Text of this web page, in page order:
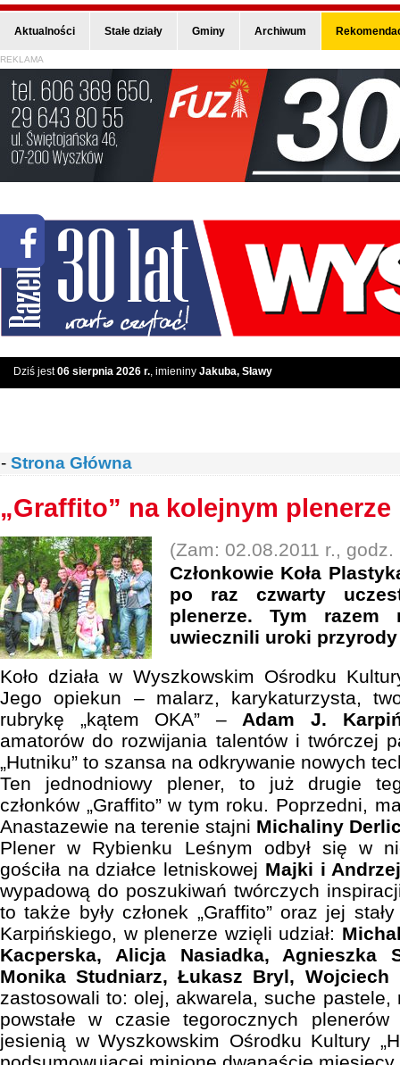
Aktualności Stałe działy Gminy Archiwum
REKLAMA
Dziś jest06 sierpnia 2026 r., imieniny Jakuba, Sławy
- Strona Główna
„Graffito” na kolejnym plenerze
(Zam: 02.08.2011 r., godz.
Członkowie Koła
po raz czwarty
plenerze. Tym
uwiecznili uroki
Koło działa w Wyszkowskim Ośrodku
Jego opiekun – malarz, karykaturzysta,
rubrykę „kątem OKA” – Adam J.
amatorów do rozwijania talentów i twórczej
„Hutniku” to szansa na odkrywanie nowych
Ten jednodniowy plener, to już drugie
członków „Graffito” w tym roku. Poprzedni,
Anastazewie na terenie stajni Michaliny
Plener w Rybienku Leśnym odbył się w
gościła na działce letniskowej Majki i
wypadową do poszukiwań twórczych
to także były członek „Graffito” oraz jej
Karpińskiego, w plenerze wzięli udział:
Kacperska, Alicja Nasiadka, Agnieszka
Monika Studniarz, Łukasz Bryl, Wojciech
zastosowali to: olej, akwarela, suche pastele,
powstałe w czasie tegorocznych
jesienią w Wyszkowskim Ośrodku Kultury